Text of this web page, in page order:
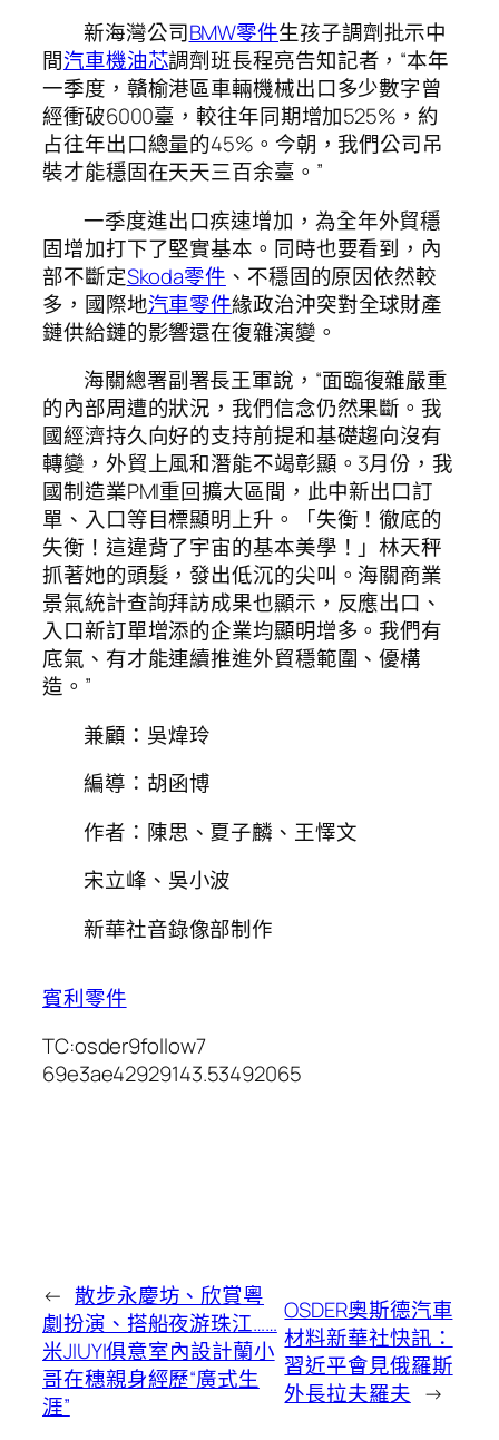
新海灣公司BMW零件生孩子調劑批示中
間汽車機油芯調劑班長程亮告知記者，“本年
一季度，贛榆港區車輛機械出口多少數字曾
經衝破6000臺，較往年同期增加525%，約
占往年出口總量的45%。今朝，我們公司吊
裝才能穩固在天天三百余臺。”
一季度進出口疾速增加，為全年外貿穩
固增加打下了堅實基本。同時也要看到，內
部不斷定Skoda零件 、不穩固的原因依然較
多，國際地汽車零件緣政治沖突對全球財產
鏈供給鏈的影響還在復雜演變。
海關總署副署長王軍說，“面臨復雜嚴重
的內部周遭的狀況，我們信念仍然果斷。我
國經濟持久向好的支持前提和基礎趨向沒有
轉變，外貿上風和潛能不竭彰顯。3月份，我
國制造業PMI重回擴大區間，此中新出口訂
單、入口等目標顯明上升。「失衡！徹底的
失衡！這違背了宇宙的基本美學！」林天秤
抓著她的頭髮，發出低沉的尖叫。海關商業
景氣統計查詢拜訪成果也顯示，反應出口、
入口新訂單增添的企業均顯明增多。我們有
底氣、有才能連續推進外貿穩範圍、優構
造。”
兼顧：吳煒玲
編導：胡函博
作者：陳思、夏子麟、王懌文
宋立峰、吳小波
新華社音錄像部制作
賓利零件
TC:osder9follow7
69e3ae42929143.53492065
← 散步永慶坊、欣賞粵
劇扮演、搭船夜游珠江……
米JIUYI俱意室內設計蘭小
哥在穗親身經歷“廣式生
涯”
OSDER奧斯德汽車
材料新華社快訊：
習近平會見俄羅斯
外長拉夫羅夫 →